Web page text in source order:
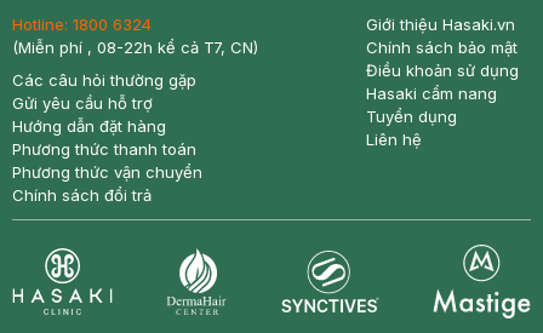
Hotline: 1800 6324
(Miễn phí , 08-22h kể cả T7, CN)
Các câu hỏi thường gặp
Gửi yêu cầu hỗ trợ
Hướng dẫn đặt hàng
Phương thức thanh toán
Phương thức vận chuyển
Chính sách đổi trả
Giới thiệu Hasaki.vn
Chính sách bảo mật
Điều khoản sử dụng
Hasaki cẩm nang
Tuyển dụng
Liên hệ